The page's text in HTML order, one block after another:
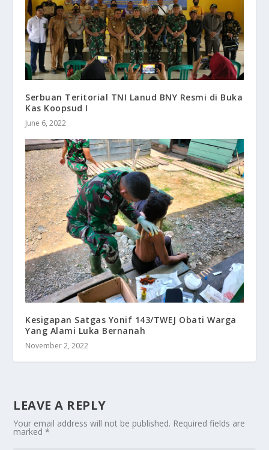
Serbuan Teritorial TNI Lanud BNY Resmi di Buka
Kas Koopsud I
June 6, 2022
Kesigapan Satgas Yonif 143/TWEJ Obati Warga
Yang Alami Luka Bernanah
November 2, 2022
LEAVE A REPLY
Your email address will not be published. Required fields are
marked*